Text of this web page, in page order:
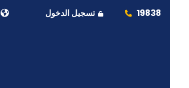
19838 تسجيل الدخول